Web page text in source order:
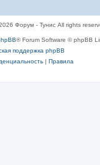
Форум - Тунис All rights
® Forum Software © phpBB
поддержка phpBB
| Правила